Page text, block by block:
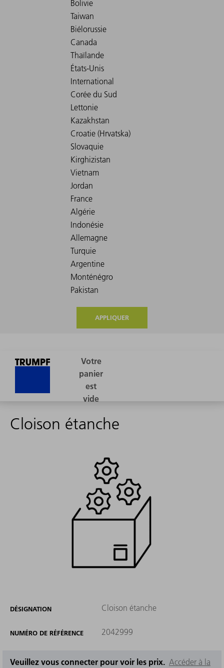
APPLIQUER
Cloison étanche
DÉSIGNATION Cloison étanche
NUMÉRO DE RÉFÉRENCE 2042999
Veuillez vous connecter pour voir les prix. Accéder à la